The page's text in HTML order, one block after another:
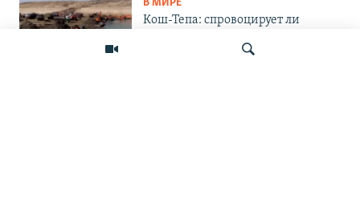
В МИРЕ
Кош-Тепа: спровоцирует ли
в Центральной Азии?